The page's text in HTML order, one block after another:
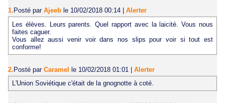
1. Posté par Ajeeb le 10/02/2018 00:14
Alerter
Les élèves. Leurs parents. Quel rapport avec la laicité. Vous nous
faites caguer.
Vous allez aussi venir voir dans nos slips pour voir si tout est
conforme!
2.Posté par Caramel le 10/02/2018 01:01 | Alerter
L'Union Soviétique c'était de la gnognotte à coté.